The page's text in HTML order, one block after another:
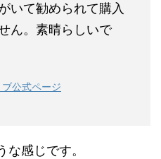
いて勧められて購入
ん。素晴らしいで
公式ページ
感じです。